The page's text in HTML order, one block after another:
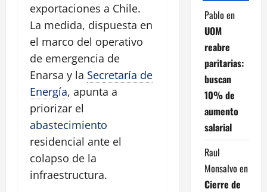
exportaciones a Chile.
La medida, dispuesta en
el marco del operativo
de emergencia de
Enarsa y la Secretaría de
Energía, apunta a
priorizar el
abastecimiento
residencial ante el
colapso de la
infraestructura.
Pablo en
UOM
reabre
paritarias:
buscan
10% de
aumento
salarial
Raul
Monsalvo en
Cierre de